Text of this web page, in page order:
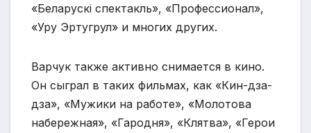
«Беларускі спектакль», «Профессионал»,
«Уру Эртугрул» и многих других.
Варчук также активно снимается в кино.
Он сыграл в таких фильмах, как «Кин-дза-
дза», «Мужики на работе», «Молотова
набережная», «Гародня», «Клятва», «Герои